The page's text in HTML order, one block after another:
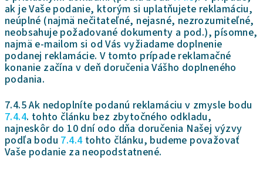
ak je Vaše podanie, ktorým si uplatňujete reklamáciu,
neúplné (najmä nečitateľné, nejasné, nezrozumiteľné,
neobsahuje požadované dokumenty a pod.), písomne,
najmä e-mailom si od Vás vyžiadame doplnenie
podanej reklamácie. V tomto prípade reklamačné
konanie začína v deň doručenia Vášho doplneného
podania.
7.4.5 Ak nedoplníte podanú reklamáciu v zmysle bodu
7.4.4. tohto článku bez zbytočného odkladu,
najneskôr do 10 dní odo dňa doručenia Našej výzvy
podľa bodu 7.4.4tohto článku, budeme považovať
Vaše podanie za neopodstatnené.